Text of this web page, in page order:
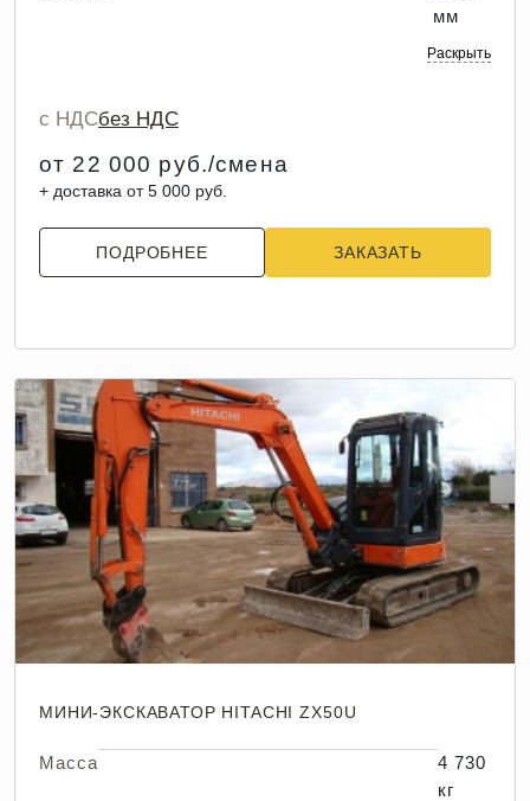
мм
Раскрыть
с НДСбез НДС
от 22 000 руб./смена
+ доставка от 5 000 руб.
ПОДРОБНЕЕ ЗАКАЗАТЬ
МИНИ-ЭКСКАВАТОР HITACHI ZX50U
Масса
4 730
кг